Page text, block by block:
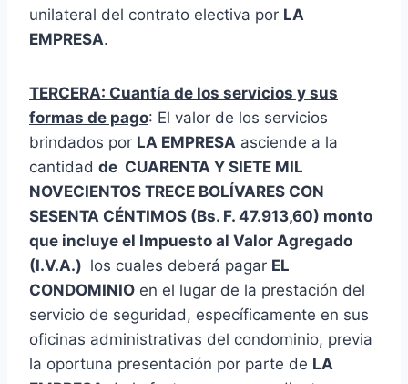
unilateral del contrato electiva por LA
EMPRESA.
TERCERA: Cuantía de los servicios y sus
formas de pago: El valor de los servicios
brindados por LA EMPRESA asciende a la
cantidad de CUARENTA Y SIETE MIL
NOVECIENTOS TRECE BOLÍVARES CON
SESENTA CÉNTIMOS (Bs. F. 47.913,60) monto
que incluye el Impuesto al Valor Agregado
(I.V.A.) los cuales deberá pagar EL
CONDOMINIO en el lugar de la prestación del
servicio de seguridad, específicamente en sus
oficinas administrativas del condominio, previa
la oportuna presentación por parte de LA